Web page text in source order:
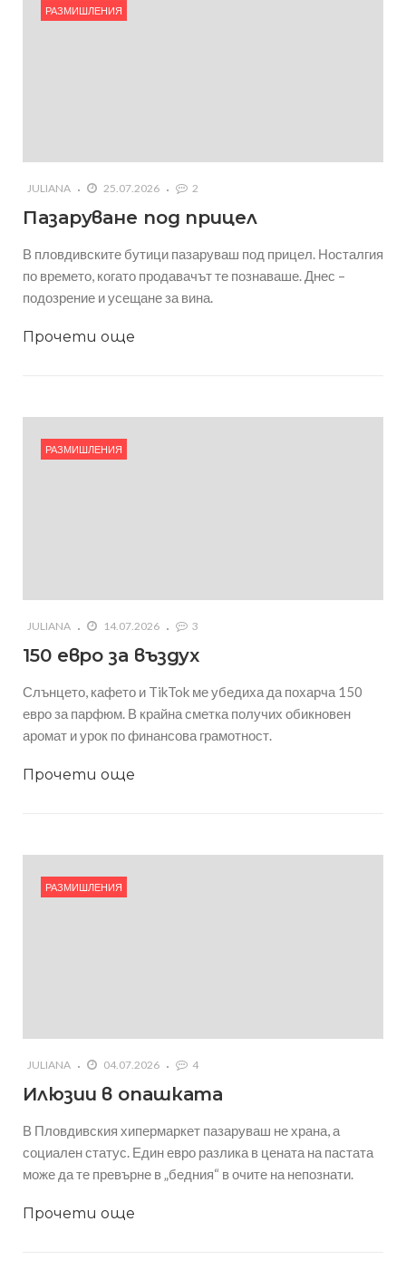
РАЗМИШЛЕНИЯ
JULIANA 25.07.2026 2
Пазаруване под прицел
В пловдивските бутици пазаруваш под прицел. Носталгия
по времето, когато продавачът те познаваше. Днес –
подозрение и усещане за вина.
Прочети още
РАЗМИШЛЕНИЯ
JULIANA 14.07.2026 3
150 евро за въздух
Слънцето, кафето и TikTok ме убедиха да похарча 150
евро за парфюм. В крайна сметка получих обикновен
аромат и урок по финансова грамотност.
Прочети още
РАЗМИШЛЕНИЯ
JULIANA 04.07.2026 4
Илюзии в опашката
В Пловдивския хипермаркет пазаруваш не храна, а
социален статус. Един евро разлика в цената на пастата
може да те превърне в „бедния“ в очите на непознати.
Прочети още